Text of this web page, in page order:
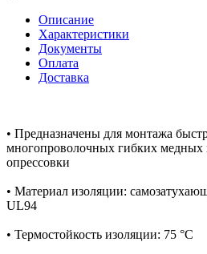
Описание
Характеристики
Документы
Оплата
Доставка
• Предназначены для монтажа
многопроволочных гибких медных
опрессовки
• Материал изоляции:
UL94
• Термостойкость изоляции: 75 °C